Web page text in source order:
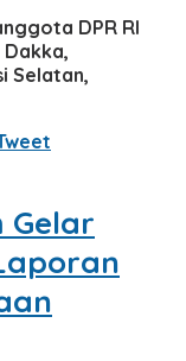
DPR RI
Selatan,
Gelar